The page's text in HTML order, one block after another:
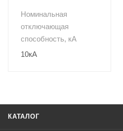
Номинальная
отключающая
способность, кА
10кА
КАТАЛОГ